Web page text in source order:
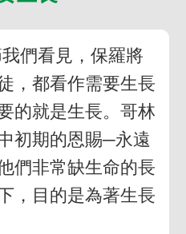
們看見，保羅將
，都看作需要生長
的就是生長。哥林
初期的恩賜─永遠
們非常缺生命的長
，目的是為著生長